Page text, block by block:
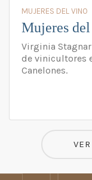
MUJERES DEL VINO
Mujeres
Virginia
de vinicultores
Canelones.